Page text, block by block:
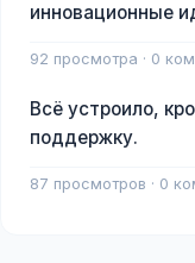
инновационные
92 просмотра · 0
Всё устроило,
поддержку.
87 просмотров · 0